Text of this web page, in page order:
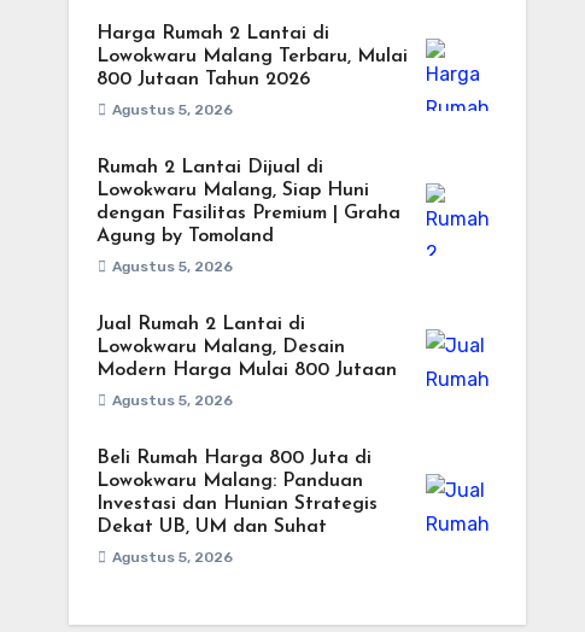
Harga Rumah 2 Lantai di
Lowokwaru Malang Terbaru, Mulai
800 Jutaan Tahun 2026
Agustus 5, 2026
Rumah 2 Lantai Dijual di
Lowokwaru Malang, Siap Huni
dengan Fasilitas Premium | Graha
Agung by Tomoland
Agustus 5, 2026
Jual Rumah 2 Lantai di
Lowokwaru Malang, Desain
Modern Harga Mulai 800 Jutaan
Agustus 5, 2026
Beli Rumah Harga 800 Juta di
Lowokwaru Malang: Panduan
Investasi dan Hunian Strategis
Dekat UB, UM dan Suhat
Agustus 5, 2026